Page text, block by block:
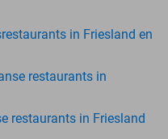
in Friesland en
restaurants in
restaurants in Friesland